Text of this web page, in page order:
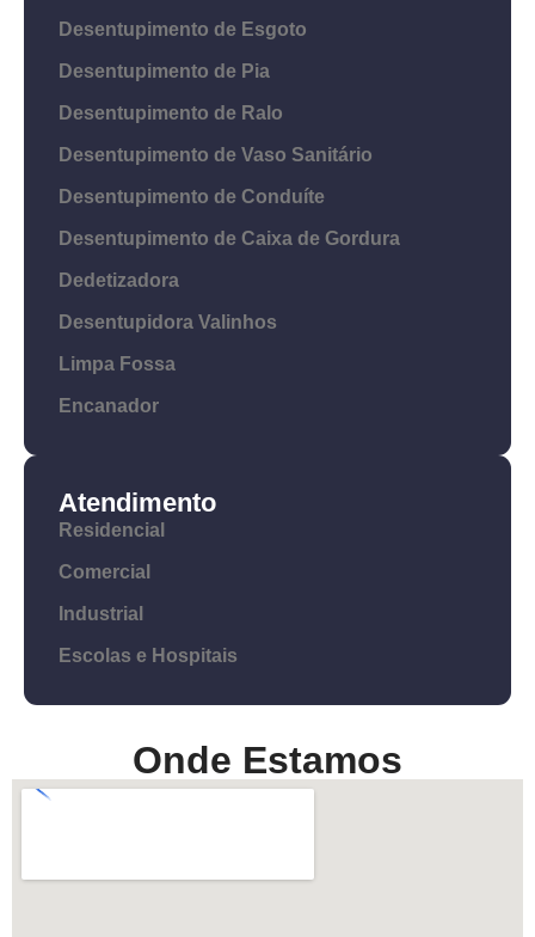
Desentupimento de Esgoto
Desentupimento de Pia
Desentupimento de Ralo
Desentupimento de Vaso Sanitário
Desentupimento de Conduíte
Desentupimento de Caixa de Gordura
Dedetizadora
Desentupidora Valinhos
Limpa Fossa
Encanador
Atendimento
Residencial
Comercial
Industrial
Escolas e Hospitais
Onde Estamos